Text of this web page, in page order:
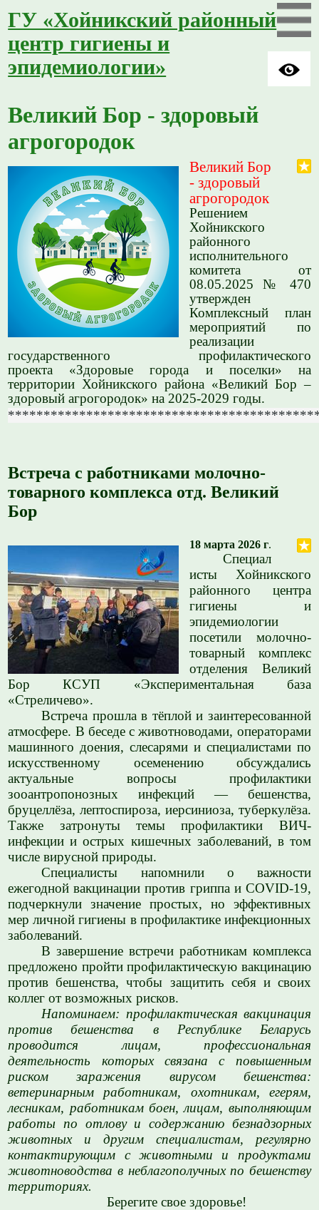
ГУ «Хойникский районный
центр гигиены и
эпидемиологии»
Великий Бор - здоровый
агрогородок
Великий Бор
- здоровый
агрогородок
Решением
Хойникского
районного
исполнительного
комитета от
08.05.2025 № 470
утвержден
Комплексный план
мероприятий по
реализации
государственного профилактического
проекта «Здоровые города и поселки» на
территории Хойникского района «Великий Бор –
здоровый агрогородок» на 2025-2029 годы.
Встреча с работниками молочно-
товарного комплекса отд. Великий
Бор
18 марта 2026 г.
Специал
исты Хойникского
районного центра
гигиены и
эпидемиологии
посетили молочно-
товарный комплекс
отделения Великий
Бор КСУП «Экспериментальная база
«Стреличево».
Встреча прошла в тёплой и заинтересованной
атмосфере. В беседе с животноводами, операторами
машинного доения, слесарями и специалистами по
искусственному осеменению обсуждались
актуальные вопросы профилактики
зооантропонозных инфекций — бешенства,
бруцеллёза, лептоспироза, иерсиниоза, туберкулёза.
Также затронуты темы профилактики ВИЧ-
инфекции и острых кишечных заболеваний, в том
числе вирусной природы.
Специалисты напомнили о важности
ежегодной вакцинации против гриппа и COVID‑19,
подчеркнули значение простых, но эффективных
мер личной гигиены в профилактике инфекционных
заболеваний.
В завершение встречи работникам комплекса
предложено пройти профилактическую вакцинацию
против бешенства, чтобы защитить себя и своих
коллег от возможных рисков.
Напоминаем: профилактическая вакцинация
против бешенства в Республике Беларусь
проводится лицам, профессиональная
деятельность которых связана с повышенным
риском заражения вирусом бешенства:
ветеринарным работникам, охотникам, егерям,
лесникам, работникам боен, лицам, выполняющим
работы по отлову и содержанию безнадзорных
животных и другим специалистам, регулярно
контактирующим с животными и продуктами
животноводства в неблагополучных по бешенству
территориях.
Берегите свое здоровье!